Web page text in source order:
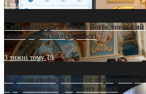
1 тиждень тому12
Світові лідери в Києві:
міжнародної солідарності
3 тижні тому19
35 років свободи совісті: періодизація
Предстоятеля. Документ епохи